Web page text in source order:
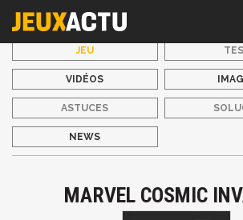
JEU
VIDÉOS
ASTUCES
NEWS
MARVEL COSMIC